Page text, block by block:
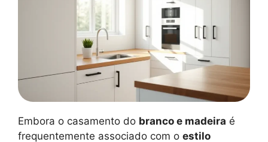
Embora o casamento do branco e madeira é
frequentemente associado com o estilo